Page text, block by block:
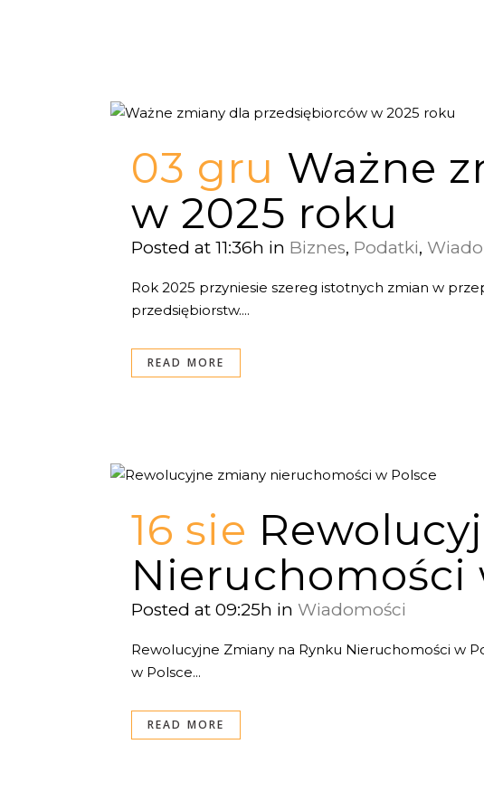
03 gru Ważne
w 2025 roku
Posted at 11:36h in Biznes, Podatki,
Rok 2025 przyniesie szereg istotnych zmian w
przedsiębiorstw....
READ MORE
16 sie
Nieruchomości
Posted at 09:25h in Wiadomości
Rewolucyjne Zmiany na Rynku Nieruchomości w
w Polsce...
READ MORE